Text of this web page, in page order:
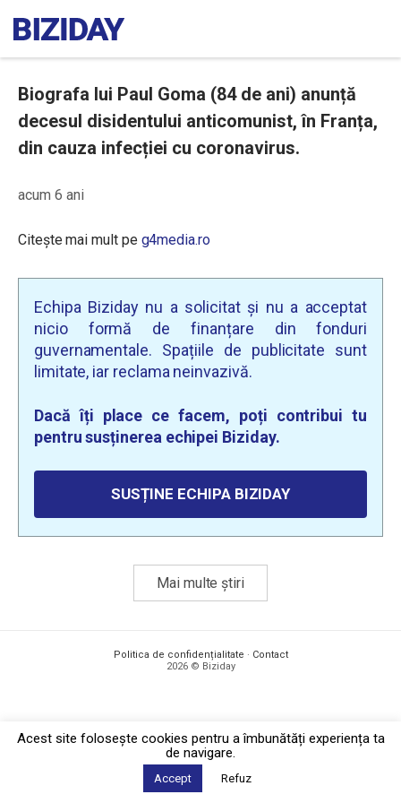
Biografa lui Paul Goma (84 de ani) anunță
decesul disidentului anticomunist, în Franța,
din cauza infecției cu coronavirus.
acum 6 ani
Citește mai mult pe g4media.ro
Echipa Biziday nu a solicitat și nu a acceptat
nicio formă de finanțare din fonduri
guvernamentale. Spațiile de publicitate sunt
limitate, iar reclama neinvazivă.
Dacă îți place ce facem, poți contribui tu
pentru susținerea echipei Biziday.
SUSȚINE ECHIPA BIZIDAY
Mai multe știri
Politica de confidențialitate · Contact
2026 © Biziday
Acest site foloseşte cookies pentru a îmbunătăți experiența ta
de navigare.
Accept Refuz